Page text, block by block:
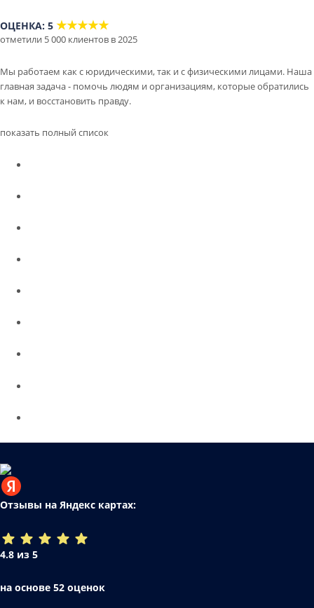
ОЦЕНКА: 5 ★★★★★
отметили 5 000 клиентов в 2025
Мы работаем как с юридическими, так и с физическими лицами. Наша
главная задача - помочь людям и организациям, которые обратились
к нам, и восстановить правду.
показать полный список
Отзывы на Яндекс картах:
4.8 из 5
на основе 52 оценок